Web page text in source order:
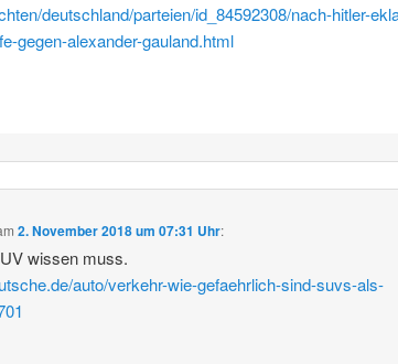
deutschland/parteien/id_84592308/nach-hitler-
gegen-alexander-gauland.html
2. November 2018 um 07:31 Uhr:
wissen muss.
auto/verkehr-wie-gefaehrlich-sind-suvs-als-